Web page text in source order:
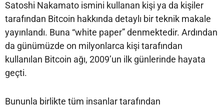
Satoshi Nakamato ismini kullanan kişi ya da kişiler
tarafından Bitcoin hakkında detaylı bir teknik makale
yayınlandı. Buna “white paper” denmektedir. Ardından
da günümüzde on milyonlarca kişi tarafından
kullanılan Bitcoin ağı, 2009’un ilk günlerinde hayata
geçti.
Bununla birlikte tüm insanlar tarafından